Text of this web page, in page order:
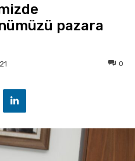
pazara
0